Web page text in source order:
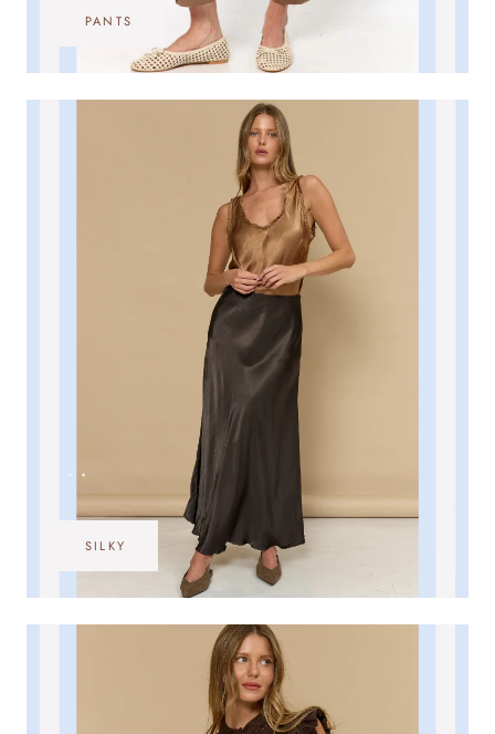
PANTS
•••
SILKY